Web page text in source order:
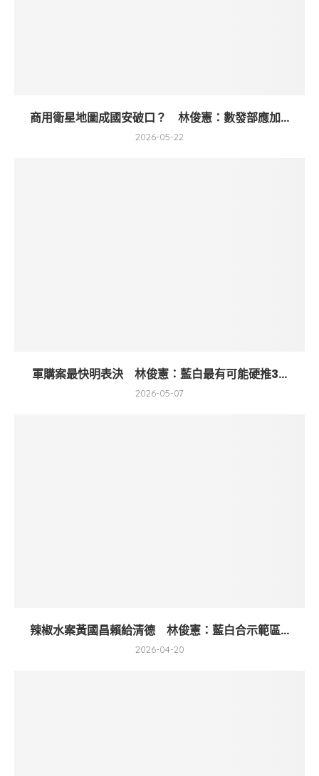
商用衛星地圖成國安破口？ 林俊憲：數發部應加...
2026-05-22
軍購案最快明表決 林俊憲：藍白最有可能硬推3...
2026-05-07
辣椒水案黃國昌賴給清德 林俊憲：藍白合示範區...
2026-04-20